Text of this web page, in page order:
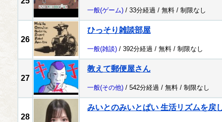
一般(ゲーム) / 33分経過 / 無料 / 制限なし
26
ひっそり雑談部屋
一般(雑談) / 392分経過 / 無料 / 制限なし
27
教えて郵便屋さん
一般(その他) / 542分経過 / 無料 / 制限なし
28
みいとのみいとぱい 生活リズムを戻